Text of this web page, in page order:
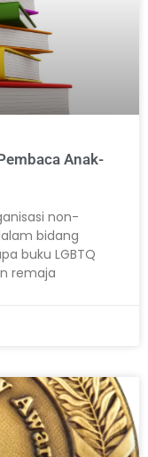
Anak-
non-
bidang
buku LGBTQ
remaja